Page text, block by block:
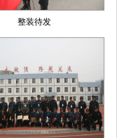
整装待发